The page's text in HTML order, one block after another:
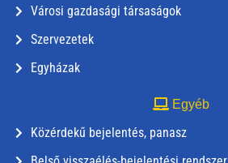
Városi gazdasági társaságok
Szervezetek
Egyházak
Egyéb
Közérdekű bejelentés, panasz